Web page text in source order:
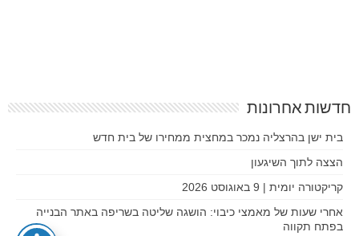
חדשות אחרונות
בית ישן בהרצליה נמכר במחצית ממחירו של בית חדש
הצצה לתוך השיגעון
קריקטורה יומית | 9 באוגוסט 2026
אחרי שעות של מאמצי כיבוי: הושגה שליטה בשריפה באתר הבנייה
בפתח תקווה